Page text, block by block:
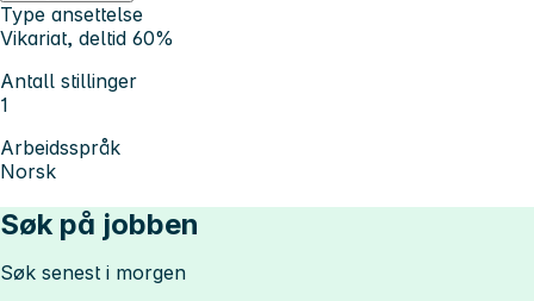
Type ansettelse
Vikariat, deltid 60%
Antall stillinger
1
Arbeidsspråk
Norsk
Søk på jobben
Søk senest i morgen